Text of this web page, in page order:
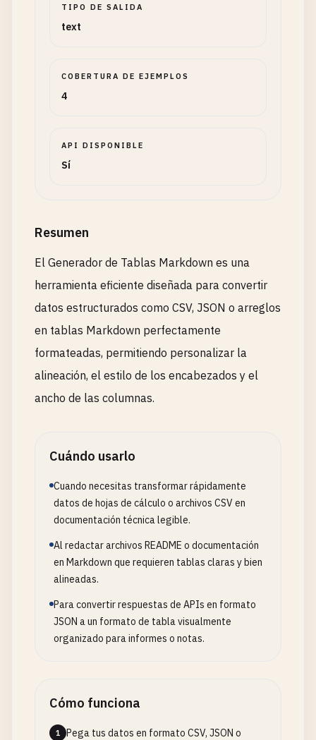
TIPO DE SALIDA
text
COBERTURA DE EJEMPLOS
4
API DISPONIBLE
Sí
Resumen
El Generador de Tablas Markdown es una
herramienta eficiente diseñada para convertir
datos estructurados como CSV, JSON o arreglos
en tablas Markdown perfectamente
formateadas, permitiendo personalizar la
alineación, el estilo de los encabezados y el
ancho de las columnas.
Cuándo usarlo
Cuando necesitas transformar rápidamente
datos de hojas de cálculo o archivos CSV en
documentación técnica legible.
Al redactar archivos README o documentación
en Markdown que requieren tablas claras y bien
alineadas.
Para convertir respuestas de APIs en formato
JSON a un formato de tabla visualmente
organizado para informes o notas.
Cómo funciona
1
Pega tus datos en formato CSV, JSON o